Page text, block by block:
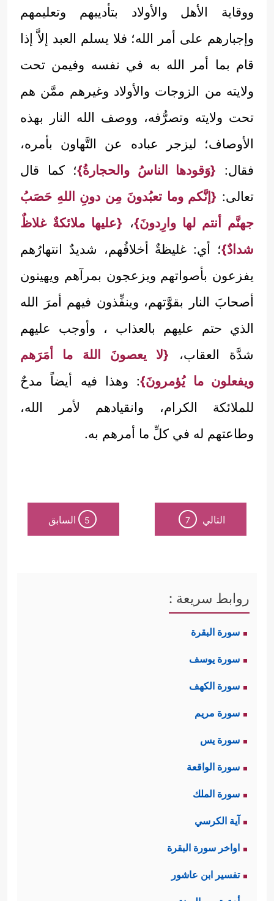
ووقاية الأهل والأولاد بتأديبهم وتعليمهم
وإجبارهم على أمر الله؛ فلا يسلم العبد إلاَّ إذا
قام بما أمر الله به في نفسه وفيمن تحت
ولايته من الزوجات والأولاد وغيرهم ممَّن هم
تحت ولايته وتصرُّفه، ووصف الله النار بهذه
الأوصاف؛ ليزجر عباده عن التَّهاون بأمره،
فقال: {وَقودها الناسُ والحجارةُ}؛ كما قال
تعالى: {إنَّكم وما تعبُدونَ مِن دونِ اللهِ حَصَبُ
جهنَّم أنتم لها وارِدونَ}، {عليها ملائكةٌ غلاظٌ
شدادٌ}؛ أي: غليظةٌ أخلاقُهم، شديدٌ انتهارُهم
يفزعون بأصواتهم ويزعجون بمرآهم ويهينون
أصحابَ النار بقوَّتهم، وينفِّذون فيهم أمرَ الله
الذي حتم عليهم بالعذاب ، وأوجب عليهم
شدَّة العقاب، {لا يعصونَ اللهَ ما أمَرَهم
ويفعلون ما يُؤمرونَ}: وهذا فيه أيضاً مدحٌ
للملائكة الكرام، وانقيادهم لأمر الله،
وطاعتهم له في كلِّ ما أمرهم به.
التالي 7
5 السابق
روابط سريعة :
سورة البقرة
سورة يوسف
سورة الكهف
سورة مريم
سورة يس
سورة الواقعة
سورة الملك
آية الكرسي
اواخر سورة البقرة
تفسير ابن عاشور